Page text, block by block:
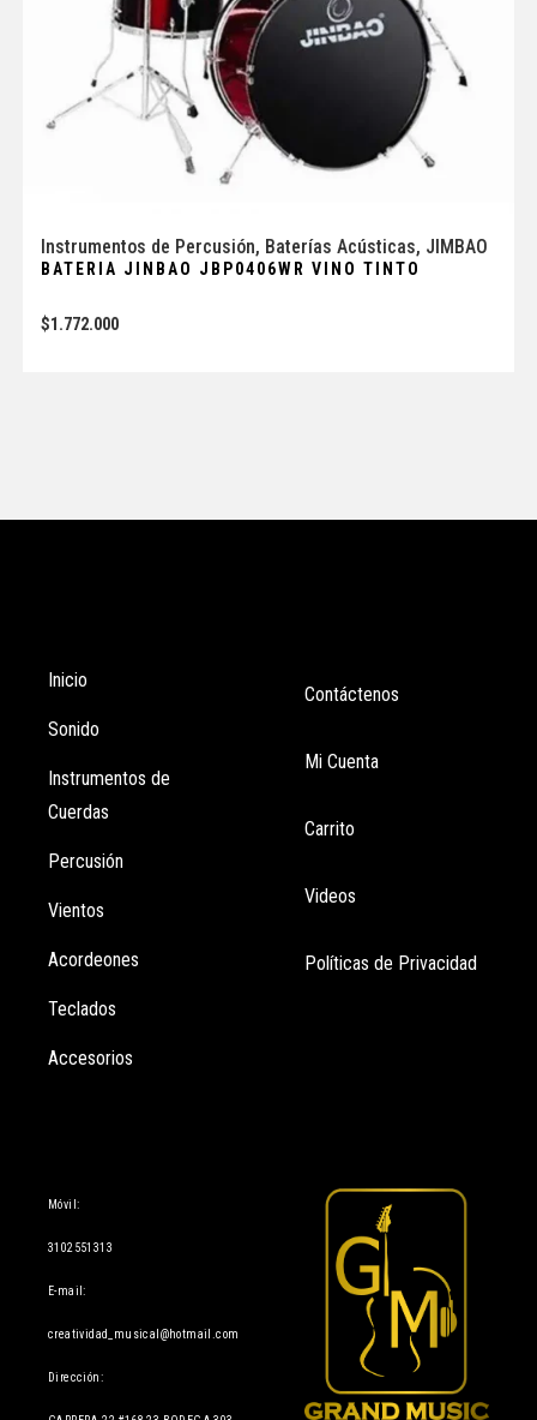
Instrumentos de Percusión, Baterías Acústicas, JIMBAO
BATERIA JINBAO JBP0406WR VINO TINTO
$1.772.000
Inicio
Sonido
Instrumentos de
Cuerdas
Percusión
Vientos
Acordeones
Teclados
Accesorios
Contáctenos
Mi Cuenta
Carrito
Videos
Políticas de Privacidad
Móvil:
3102551313
E-mail:
creatividad_musical@hotmail.com
Dirección: